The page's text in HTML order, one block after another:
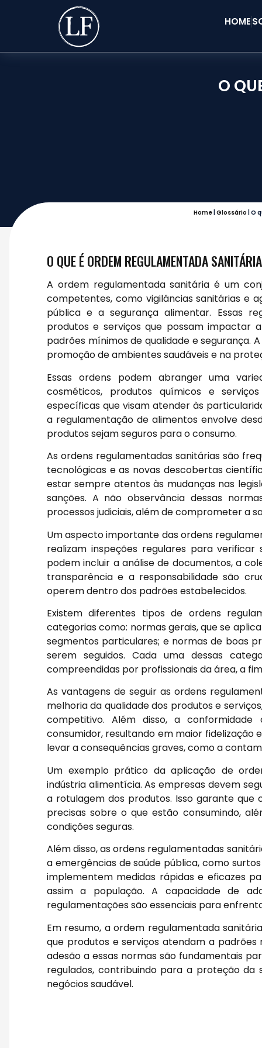
HOME
O
Home |Glossário |O
O QUE É ORDEM REGULAMENTADA SANITÁRIA
A ordem regulamentada sanitária é um
competentes, como vigilâncias sanitárias e
pública e a segurança alimentar. Essas
produtos e serviços que possam impactar
padrões mínimos de qualidade e segurança.
promoção de ambientes saudáveis e na
Essas ordens podem abranger uma
cosméticos, produtos químicos e
específicas que visam atender às
a regulamentação de alimentos envolve
produtos sejam seguros para o consumo.
As ordens regulamentadas sanitárias são
tecnológicas e as novas descobertas
estar sempre atentos às mudanças nas
sanções. A não observância dessas
processos judiciais, além de comprometer a
Um aspecto importante das ordens
realizam inspeções regulares para verificar
podem incluir a análise de documentos, a
transparência e a responsabilidade são
operem dentro dos padrões estabelecidos.
Existem diferentes tipos de ordens
categorias como: normas gerais, que se
segmentos particulares; e normas de boas
serem seguidos. Cada uma dessas
compreendidas por profissionais da área, a
As vantagens de seguir as ordens
melhoria da qualidade dos produtos e
competitivo. Além disso, a
consumidor, resultando em maior fidelização
levar a consequências graves, como a
Um exemplo prático da aplicação de
indústria alimentícia. As empresas devem
a rotulagem dos produtos. Isso garante que
precisas sobre o que estão consumindo,
condições seguras.
Além disso, as ordens regulamentadas
a emergências de saúde pública, como
implementem medidas rápidas e eficazes
assim a população. A capacidade de
regulamentações são essenciais para
Em resumo, a ordem regulamentada
que produtos e serviços atendam a
adesão a essas normas são fundamentais
regulados, contribuindo para a proteção
negócios saudável.